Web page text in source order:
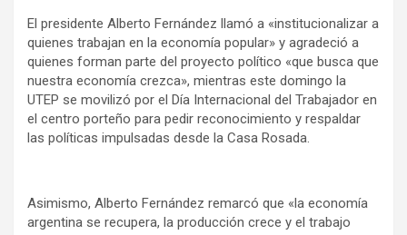
El presidente Alberto Fernández llamó a «institucionalizar a
quienes trabajan en la economía popular» y agradeció a
quienes forman parte del proyecto político «que busca que
nuestra economía crezca», mientras este domingo la
UTEP se movilizó por el Día Internacional del Trabajador en
el centro porteño para pedir reconocimiento y respaldar
las políticas impulsadas desde la Casa Rosada.
Asimismo, Alberto Fernández remarcó que «la economía
argentina se recupera, la producción crece y el trabajo